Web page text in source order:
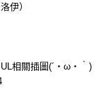
伊）
相關插圖(´・ω・｀)